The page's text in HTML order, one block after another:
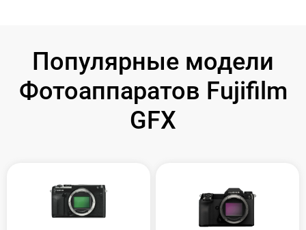
Популярные модели
Фотоаппаратов Fujifilm
GFX